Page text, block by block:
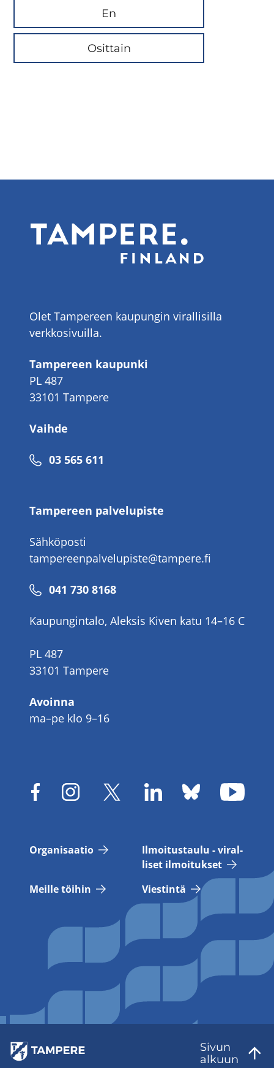
En
Osittain
Olet Tampereen kaupungin virallisilla
verkkosivuilla.
Tampereen kaupunki
PL 487
33101 Tampere
Vaihde
Puhelinnumero
03 565 611
Tampereen palvelupiste
Sähköposti
tampereenpalvelupiste@tampere.fi
Puhelinnumero
041 730 8168
Kaupungintalo, Aleksis Kiven katu 14–16 C
PL 487
33101 Tampere
Avoinna
ma–pe klo 9–16
Or­ga­ni­saa­tio
Il­moi­tus­tau­lu - vi­ral­
li­set il­moi­tuk­set
Meil­le töi­hin
Vies­tin­tä
Sivun
al­kuun